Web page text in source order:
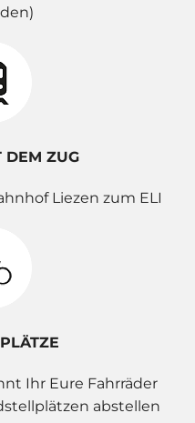
DEM ZUG
Liezen zum ELI
Ihr Eure Fahrräder
abstellen